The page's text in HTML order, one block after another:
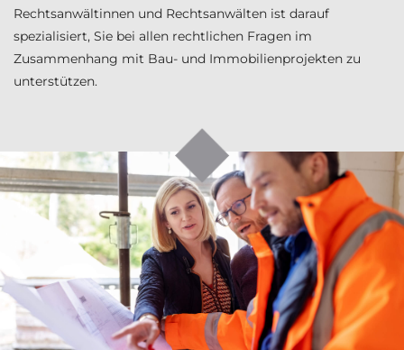
Rechtsanwältinnen und Rechtsanwälten ist darauf
spezialisiert, Sie bei allen rechtlichen Fragen im
Zusammenhang mit Bau- und Immobilienprojekten zu
unterstützen.